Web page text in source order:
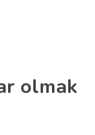
olmak